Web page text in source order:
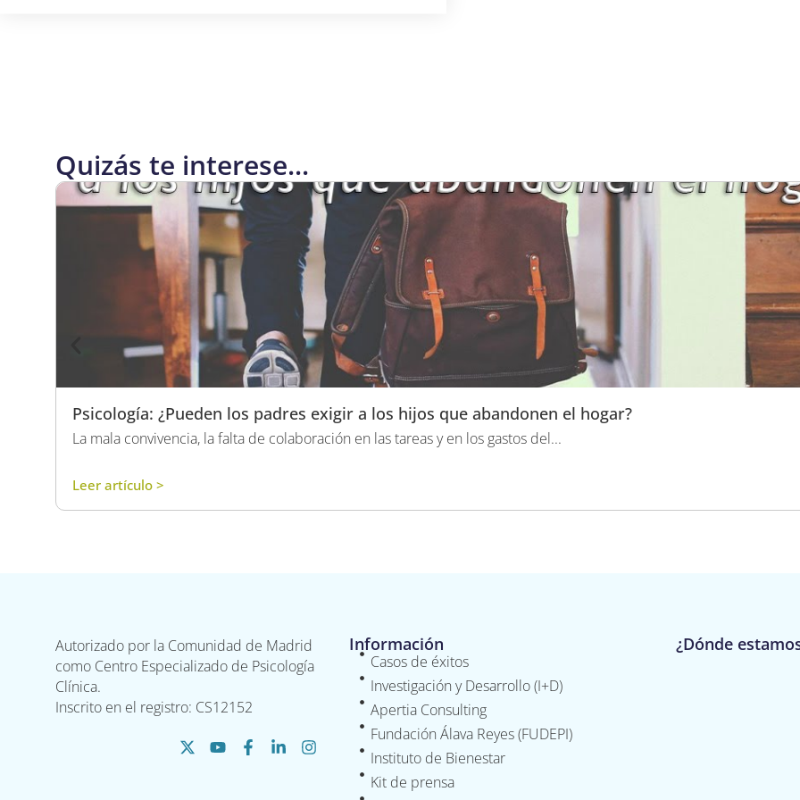
Quizás te interese...
Psicología: ¿Pueden los padres exigir a los hijos que abandonen el hogar?
La mala convivencia, la falta de colaboración en las tareas y en los gastos del...
Leer artículo >
Autorizado por la Comunidad de Madrid
como Centro Especializado de Psicología
Clínica.
Inscrito en el registro: CS12152
Información
Casos de éxitos
Investigación y Desarrollo (I+D)
Apertia Consulting
Fundación Álava Reyes (FUDEPI)
Instituto de Bienestar
Kit de prensa
¿Dónde